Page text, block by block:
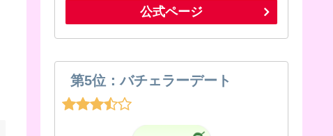
公式ページ
第5位：バチェラーデート